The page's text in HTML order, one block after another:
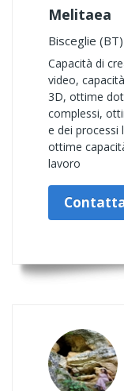
Melitaea
Bisceglie (BT)
Capacità di
video,
3D, ottime
complessi,
e dei processi
ottime
lavoro